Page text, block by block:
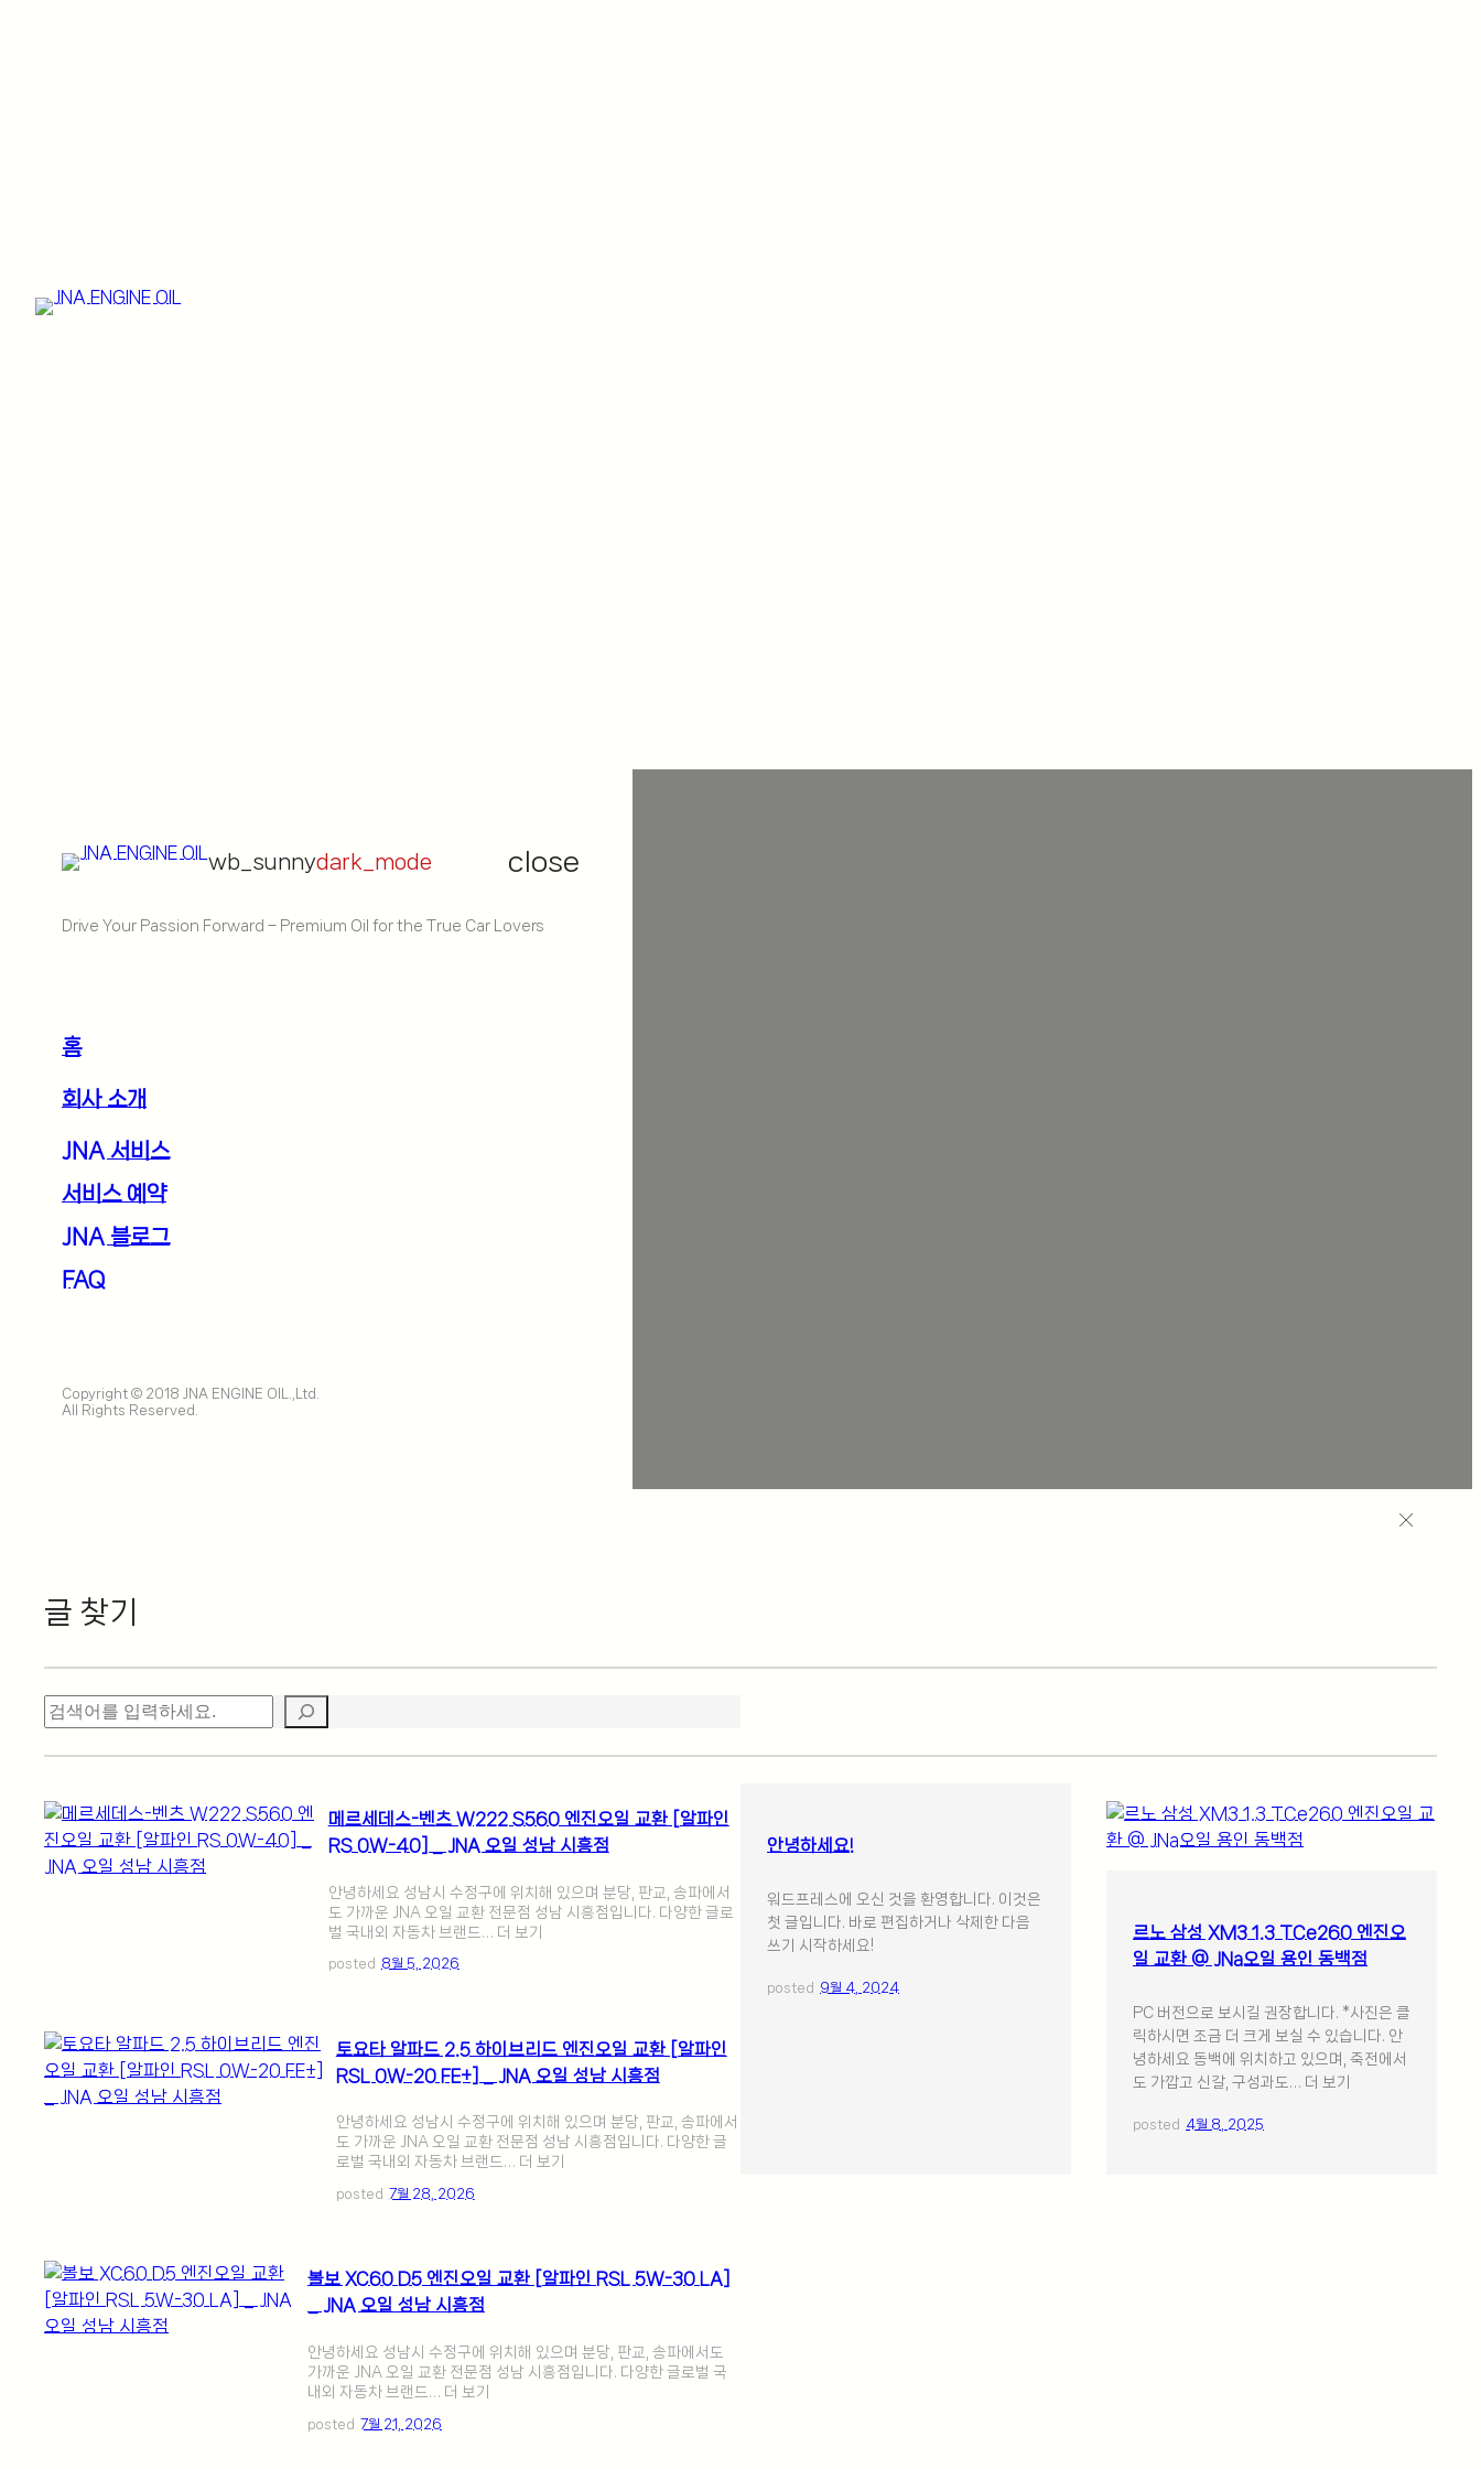
wb_sunnydark_mode close
Drive Your Passion Forward – Premium Oil for the True Car Lovers
홈
회사 소개
JNA 서비스
서비스 예약
JNA 블로그
FAQ
Copyright © 2018 JNA ENGINE OIL.,Ltd.
All Rights Reserved.
글 찾기
검
색
메르세데스-벤츠 W222 S560 엔진오일 교환 [알파인
RS 0W-40] _ JNA 오일 성남 시흥점
안녕하세요 성남시 수정구에 위치해 있으며 분당, 판교, 송파에서
도 가까운 JNA 오일 교환 전문점 성남 시흥점입니다. 다양한 글로
벌 국내외 자동차 브랜드… 더 보기
posted 8월 5, 2026
토요타 알파드 2.5 하이브리드 엔진오일 교환 [알파인
RSL 0W-20 FE+] _ JNA 오일 성남 시흥점
안녕하세요 성남시 수정구에 위치해 있으며 분당, 판교, 송파에서
도 가까운 JNA 오일 교환 전문점 성남 시흥점입니다. 다양한 글
로벌 국내외 자동차 브랜드… 더 보기
posted 7월 28, 2026
볼보 XC60 D5 엔진오일 교환 [알파인 RSL 5W-30 LA]
_ JNA 오일 성남 시흥점
안녕하세요 성남시 수정구에 위치해 있으며 분당, 판교, 송파에서도
가까운 JNA 오일 교환 전문점 성남 시흥점입니다. 다양한 글로벌 국
내외 자동차 브랜드… 더 보기
posted 7월 21, 2026
안녕하세요!
워드프레스에 오신 것을 환영합니다. 이것은
첫 글입니다. 바로 편집하거나 삭제한 다음
쓰기 시작하세요!
posted 9월 4, 2024
르노 삼성 XM3 1.3 TCe260 엔진오
일 교환 @ JNa오일 용인 동백점
PC 버전으로 보시길 권장합니다. *사진은 클
릭하시면 조금 더 크게 보실 수 있습니다. 안
녕하세요 동백에 위치하고 있으며, 죽전에서
도 가깝고 신갈, 구성과도… 더 보기
posted 4월 8, 2025